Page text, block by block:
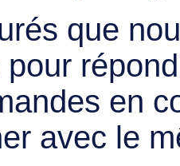
que
en
avec le